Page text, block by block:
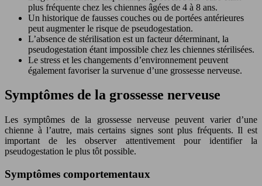
plus fréquente chez les chiennes âgées de 4 à 8 ans.
Un historique de fausses couches ou de portées antérieures
peut augmenter le risque de pseudogestation.
L’absence de stérilisation est un facteur déterminant, la
pseudogestation étant impossible chez les chiennes stérilisées.
Le stress et les changements d’environnement peuvent
également favoriser la survenue d’une grossesse nerveuse.
Symptômes de la grossesse nerveuse
Les symptômes de la grossesse nerveuse peuvent varier d’une
chienne à l’autre, mais certains signes sont plus fréquents. Il est
important de les observer attentivement pour identifier la
pseudogestation le plus tôt possible.
Symptômes comportementaux